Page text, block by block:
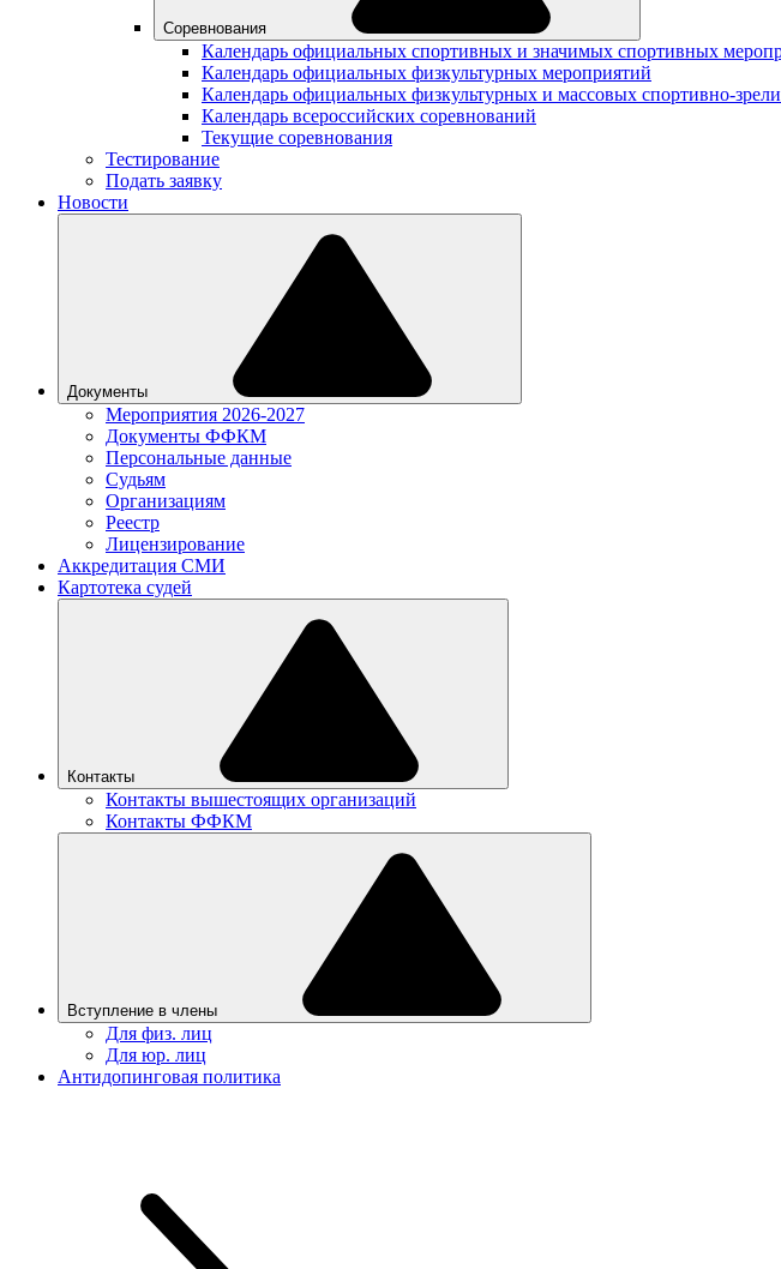
Соревнования
Календарь официальных спортивных и значимых спортивных
Календарь официальных физкультурных мероприятий
Календарь официальных физкультурных и массовых спортивно-
Календарь всероссийских соревнований
Текущие соревнования
Тестирование
Подать заявку
Новости
Документы
Мероприятия 2026-2027
Документы ФФКМ
Персональные данные
Судьям
Организациям
Реестр
Лицензирование
Аккредитация СМИ
Картотека судей
Контакты
Контакты вышестоящих организаций
Контакты ФФКМ
Вступление в члены
Для физ. лиц
Для юр. лиц
Антидопинговая политика